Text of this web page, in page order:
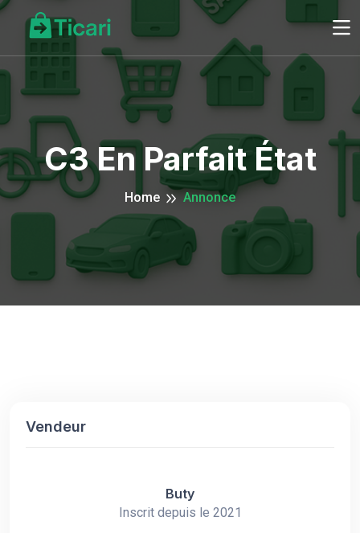
C3 En Parfait État
Home Annonce
Vendeur
Buty
Inscrit depuis le 2021